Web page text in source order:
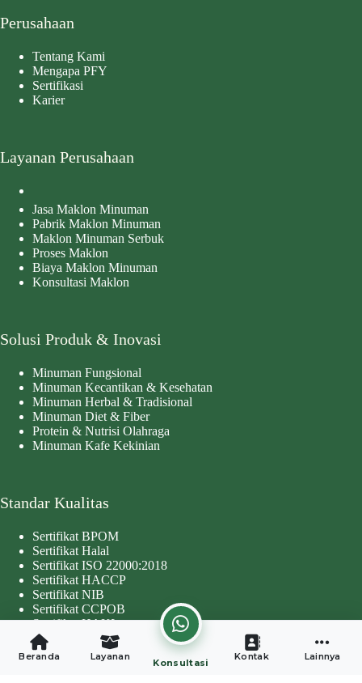
Perusahaan
Tentang Kami
Mengapa PFY
Sertifikasi
Karier
Layanan Perusahaan
Jasa Maklon Minuman
Pabrik Maklon Minuman
Maklon Minuman Serbuk
Proses Maklon
Biaya Maklon Minuman
Konsultasi Maklon
Solusi Produk & Inovasi
Minuman Fungsional
Minuman Kecantikan & Kesehatan
Minuman Herbal & Tradisional
Minuman Diet & Fiber
Protein & Nutrisi Olahraga
Minuman Kafe Kekinian
Standar Kualitas
Sertifikat BPOM
Sertifikat Halal
Sertifikat ISO 22000:2018
Sertifikat HACCP
Sertifikat NIB
Sertifikat CCPOB
Sertifikat HAKI
Copyright © 2026 - Developed by
Worthentik Digital
Beranda Layanan
Konsultasi
Kontak Lainnya